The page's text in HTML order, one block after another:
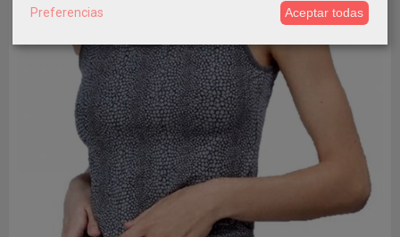
Preferencias Aceptar todas